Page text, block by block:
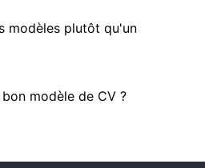
modèles plutôt qu'un
modèle de CV ?